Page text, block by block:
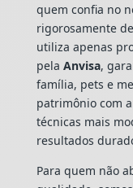
quem confia no
rigorosamente
utiliza apenas
pela Anvisa,
família, pets e
patrimônio com
técnicas mais
resultados
Para quem não